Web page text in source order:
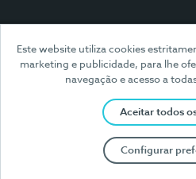
Este website utiliza cookies
marketing e publicidade, para lhe
navegação e acesso a
Aceitar todos
Configurar